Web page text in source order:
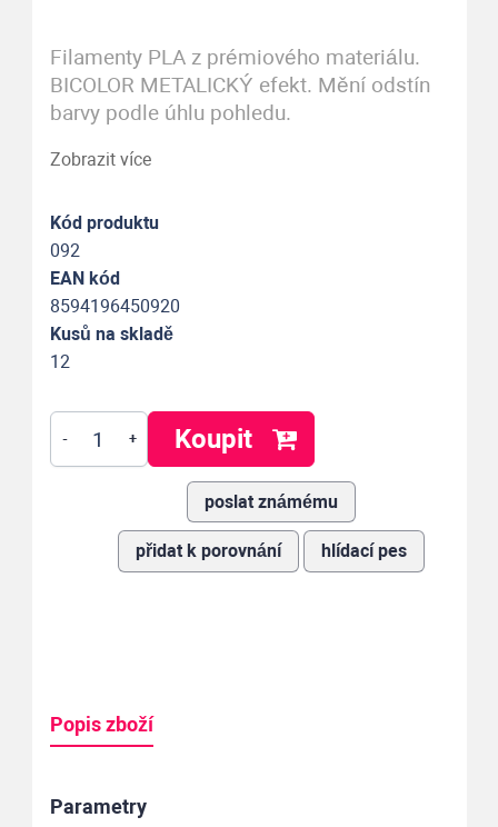
Filamenty PLA z prémiového materiálu.
BICOLOR METALICKÝ efekt. Mění odstín
barvy podle úhlu pohledu.
Zobrazit více
Kód produktu
092
EAN kód
8594196450920
Kusů na skladě
12
Koupit
+
-
poslat známému
přidat k porovnání hlídací pes
Popis zboží
Parametry